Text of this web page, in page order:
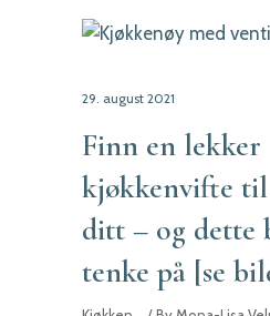
29. august 2021
Finn en lekker
kjøkkenvifte
ditt – og dette
tenke på [se